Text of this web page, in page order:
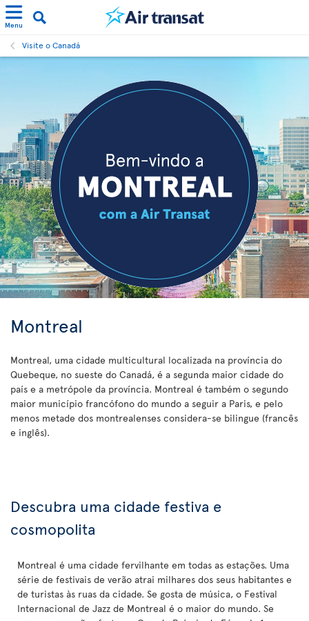
Menu
Visite o Canadá
Montreal
Montreal, uma cidade multicultural localizada na província do
Quebeque, no sueste do Canadá, é a segunda maior cidade do
país e a metrópole da província. Montreal é também o segundo
maior município francófono do mundo a seguir a Paris, e pelo
menos metade dos montrealenses considera-se bilingue (francês
e inglês).
Descubra uma cidade festiva e
cosmopolita
Montreal é uma cidade fervilhante em todas as estações. Uma
série de festivais de verão atrai milhares dos seus habitantes e
de turistas às ruas da cidade. Se gosta de música, o Festival
Internacional de Jazz de Montreal é o maior do mundo. Se